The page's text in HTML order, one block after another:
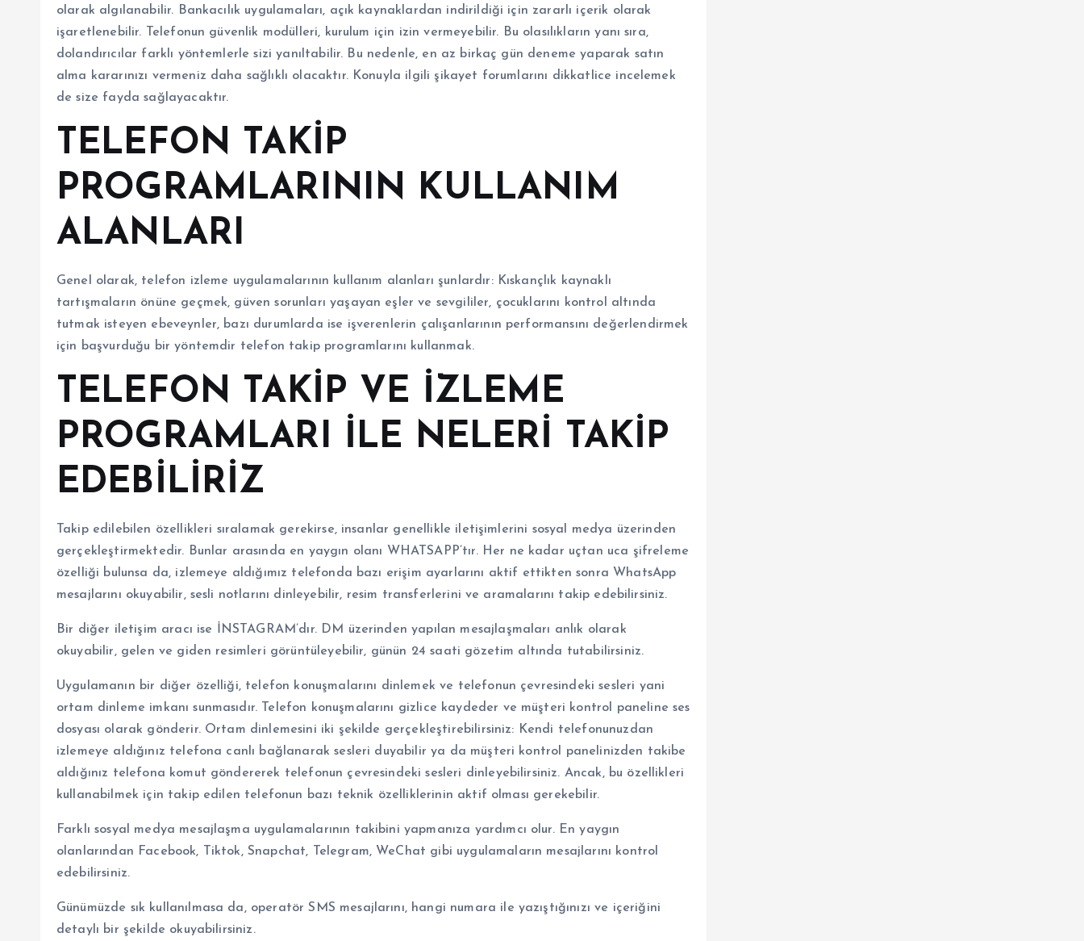
olarak algılanabilir. Bankacılık uygulamaları, açık kaynaklardan indirildiği için zararlı içerik olarak
işaretlenebilir. Telefonun güvenlik modülleri, kurulum için izin vermeyebilir. Bu olasılıkların yanı sıra,
dolandırıcılar farklı yöntemlerle sizi yanıltabilir. Bu nedenle, en az birkaç gün deneme yaparak satın
alma kararınızı vermeniz daha sağlıklı olacaktır. Konuyla ilgili şikayet forumlarını dikkatlice incelemek
de size fayda sağlayacaktır.
TELEFON TAKİP
PROGRAMLARININ KULLANIM
ALANLARI
Genel olarak, telefon izleme uygulamalarının kullanım alanları şunlardır: Kıskançlık kaynaklı
tartışmaların önüne geçmek, güven sorunları yaşayan eşler ve sevgililer, çocuklarını kontrol altında
tutmak isteyen ebeveynler, bazı durumlarda ise işverenlerin çalışanlarının performansını değerlendirmek
için başvurduğu bir yöntemdir telefon takip programlarını kullanmak.
TELEFON TAKİP VE İZLEME
PROGRAMLARI İLE NELERİ TAKİP
EDEBİLİRİZ
Takip edilebilen özellikleri sıralamak gerekirse, insanlar genellikle iletişimlerini sosyal medya üzerinden
gerçekleştirmektedir. Bunlar arasında en yaygın olanı WHATSAPP’tır. Her ne kadar uçtan uca şifreleme
özelliği bulunsa da, izlemeye aldığımız telefonda bazı erişim ayarlarını aktif ettikten sonra WhatsApp
mesajlarını okuyabilir, sesli notlarını dinleyebilir, resim transferlerini ve aramalarını takip edebilirsiniz.
Bir diğer iletişim aracı ise İNSTAGRAM’dır. DM üzerinden yapılan mesajlaşmaları anlık olarak
okuyabilir, gelen ve giden resimleri görüntüleyebilir, günün 24 saati gözetim altında tutabilirsiniz.
Uygulamanın bir diğer özelliği, telefon konuşmalarını dinlemek ve telefonun çevresindeki sesleri yani
ortam dinleme imkanı sunmasıdır. Telefon konuşmalarını gizlice kaydeder ve müşteri kontrol paneline ses
dosyası olarak gönderir. Ortam dinlemesini iki şekilde gerçekleştirebilirsiniz: Kendi telefonunuzdan
izlemeye aldığınız telefona canlı bağlanarak sesleri duyabilir ya da müşteri kontrol panelinizden takibe
aldığınız telefona komut göndererek telefonun çevresindeki sesleri dinleyebilirsiniz. Ancak, bu özellikleri
kullanabilmek için takip edilen telefonun bazı teknik özelliklerinin aktif olması gerekebilir.
Farklı sosyal medya mesajlaşma uygulamalarının takibini yapmanıza yardımcı olur. En yaygın
olanlarından Facebook, Tiktok, Snapchat, Telegram, WeChat gibi uygulamaların mesajlarını kontrol
edebilirsiniz.
Günümüzde sık kullanılmasa da, operatör SMS mesajlarını, hangi numara ile yazıştığınızı ve içeriğini
detaylı bir şekilde okuyabilirsiniz.